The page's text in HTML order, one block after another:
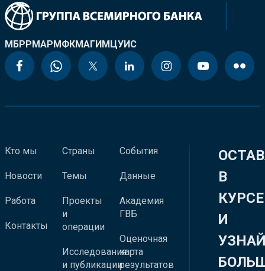
МБРРМАРМФКМАГИМЦУИС
Кто мы
Новости
Работа
Контакты
Страны
Темы
Проекты
и
операции
Исследования
и публикации
События
Данные
Академия
ГВБ
Оценочная
карта
результатов
В
КУРСЕ
И